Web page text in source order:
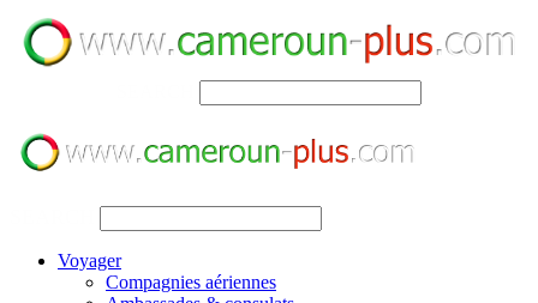
Voyager
Compagnies aériennes